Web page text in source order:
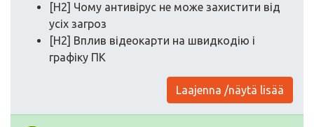
[H2] Чому антивірус не може захистити від
усіх загроз
[H2] Вплив відеокарти на швидкодію і
графіку ПК
Laajenna /näytä lisää